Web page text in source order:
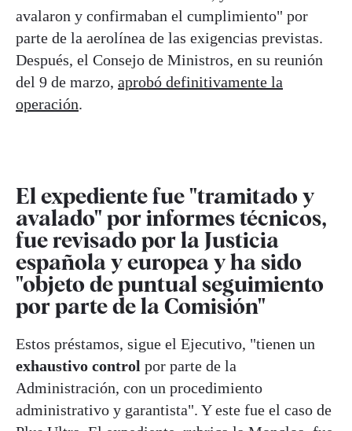
avalaron y confirmaban el cumplimiento" por
parte de la aerolínea de las exigencias previstas.
Después, el Consejo de Ministros, en su reunión
del 9 de marzo, aprobó definitivamente la
operación.
El expediente fue "tramitado y
avalado" por informes técnicos,
fue revisado por la Justicia
española y europea y ha sido
"objeto de puntual seguimiento
por parte de la Comisión"
Estos préstamos, sigue el Ejecutivo, "tienen un
exhaustivo control por parte de la
Administración, con un procedimiento
administrativo y garantista". Y este fue el caso de